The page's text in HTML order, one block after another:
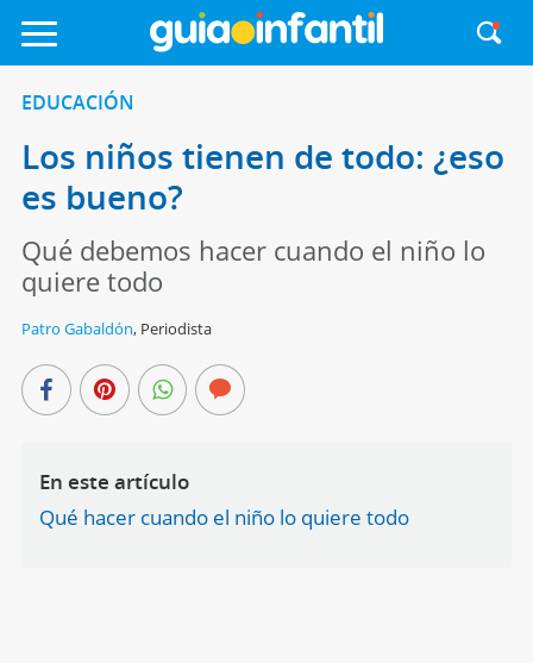
EDUCACIÓN
Los niños tienen de todo: ¿eso
es bueno?
Qué debemos hacer cuando el niño lo
quiere todo
Patro Gabaldón, Periodista
En este artículo
Qué hacer cuando el niño lo quiere todo